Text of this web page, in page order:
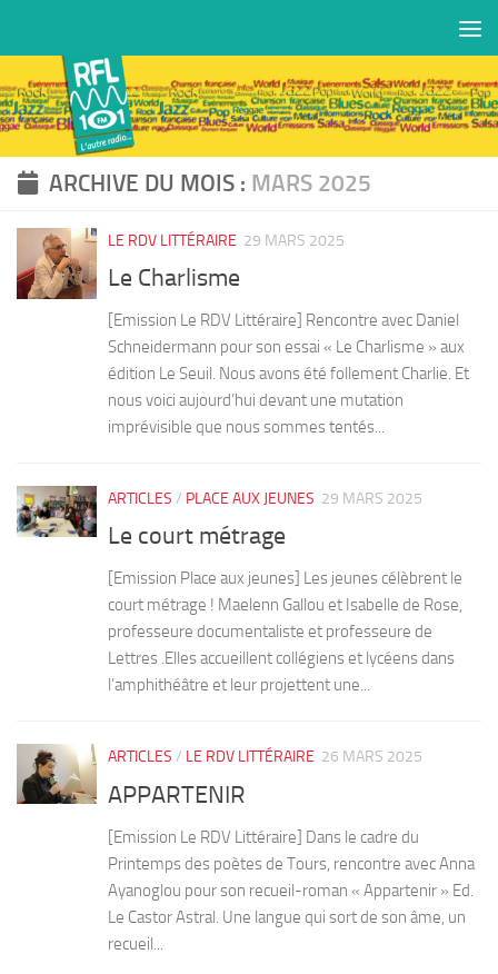
ARCHIVE DU MOIS : MARS 2025
LE RDV LITTÉRAIRE 29 MARS 2025
Le Charlisme
[Emission Le RDV Littéraire] Rencontre avec Daniel
Schneidermann pour son essai « Le Charlisme » aux
édition Le Seuil. Nous avons été follement Charlie. Et
nous voici aujourd’hui devant une mutation
imprévisible que nous sommes tentés...
ARTICLES / PLACE AUX JEUNES 29 MARS 2025
Le court métrage
[Emission Place aux jeunes] Les jeunes célèbrent le
court métrage ! Maelenn Gallou et Isabelle de Rose,
professeure documentaliste et professeure de
Lettres .Elles accueillent collégiens et lycéens dans
l’amphithéâtre et leur projettent une...
ARTICLES / LE RDV LITTÉRAIRE 26 MARS 2025
APPARTENIR
[Emission Le RDV Littéraire] Dans le cadre du
Printemps des poètes de Tours, rencontre avec Anna
Ayanoglou pour son recueil-roman « Appartenir » Ed.
Le Castor Astral. Une langue qui sort de son âme, un
recueil...